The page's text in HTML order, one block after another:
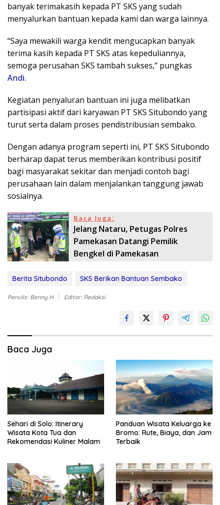
banyak terimakasih kepada PT SKS yang sudah
menyalurkan bantuan kepada kami dan warga lainnya.
“Saya mewakili warga kendit mengucapkan banyak
terima kasih kepada PT SKS atas kepeduliannya,
semoga perusahan SKS tambah sukses,” pungkas
Andi.
Kegiatan penyaluran bantuan ini juga melibatkan
partisipasi aktif dari karyawan PT SKS Situbondo yang
turut serta dalam proses pendistribusian sembako.
Dengan adanya program seperti ini, PT SKS Situbondo
berharap dapat terus memberikan kontribusi positif
bagi masyarakat sekitar dan menjadi contoh bagi
perusahaan lain dalam menjalankan tanggung jawab
sosialnya.
Baca Juga:
Jelang Nataru, Petugas Polres
Pamekasan Datangi Pemilik
Bengkel di Pamekasan
Berita Situbondo SKS Berikan Bantuan Sembako
Penulis: Benny.H Editor: Redaksi
Baca Juga
Sehari di Solo: Itinerary
Wisata Kota Tua dan
Rekomendasi Kuliner Malam
Panduan Wisata Keluarga ke
Bromo: Rute, Biaya, dan Jam
Terbaik